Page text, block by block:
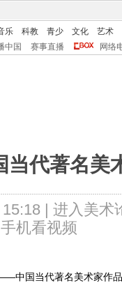
乐 科教 青少 文化
艺术
中国 赛事直播 网络
代著名美
| 进入美术
手机看视频